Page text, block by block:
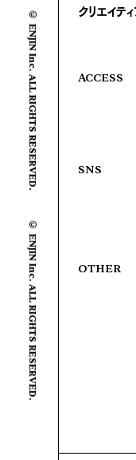
© ENJIN Inc. ALL RIGHTS RESERVED.
© ENJIN Inc. ALL RIGHTS RESERVED.
クリエイテ
ACCESS
SNS
OTHER